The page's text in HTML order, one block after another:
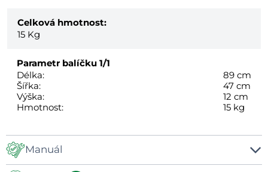
Celková hmotnost:
15 Kg
Parametr balíčku 1/1
Délka:
89 cm
Šířka:
47 cm
Výška:
12 cm
Hmotnost:
15 kg
Manuál